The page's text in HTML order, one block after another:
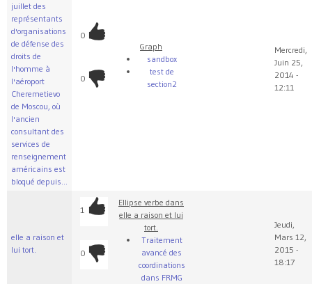
juillet des
représentants
d'organisations
de défense des
droits de
l'homme à
l'aéroport
Cheremetievo
de Moscou, où
l'ancien
consultant des
services de
renseignement
américains est
bloqué depuis...
0
0
Graph
sandbox
test de
section2
Mercredi,
Juin 25,
2014 -
12:11
elle a raison et
lui tort.
1
0
Ellipse verbe dans
elle a raison et lui
tort.
Traitement
avancé des
coordinations
dans FRMG
Jeudi,
Mars 12,
2015 -
18:17